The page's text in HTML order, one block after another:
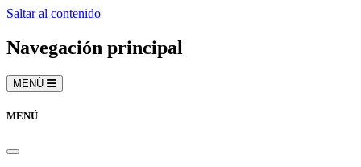
Saltar al contenido
Navegación principal
MENÚ
MENÚ